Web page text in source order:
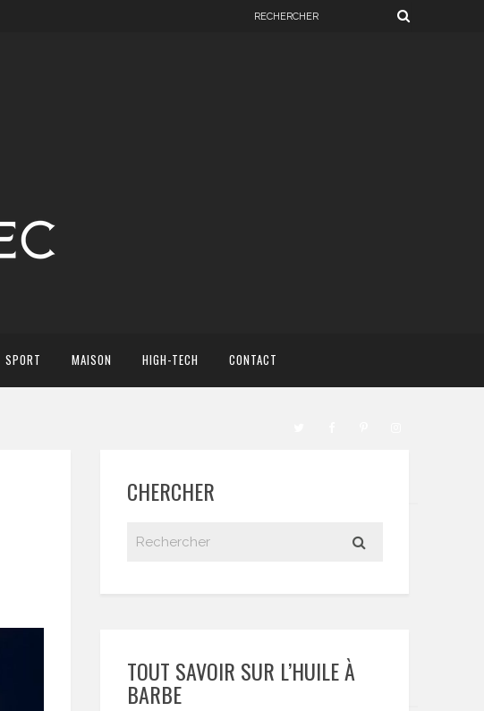
SPORT MAISON HIGH-TECH CONTACT
CHERCHER
TOUT SAVOIR SUR L’HUILE À
BARBE